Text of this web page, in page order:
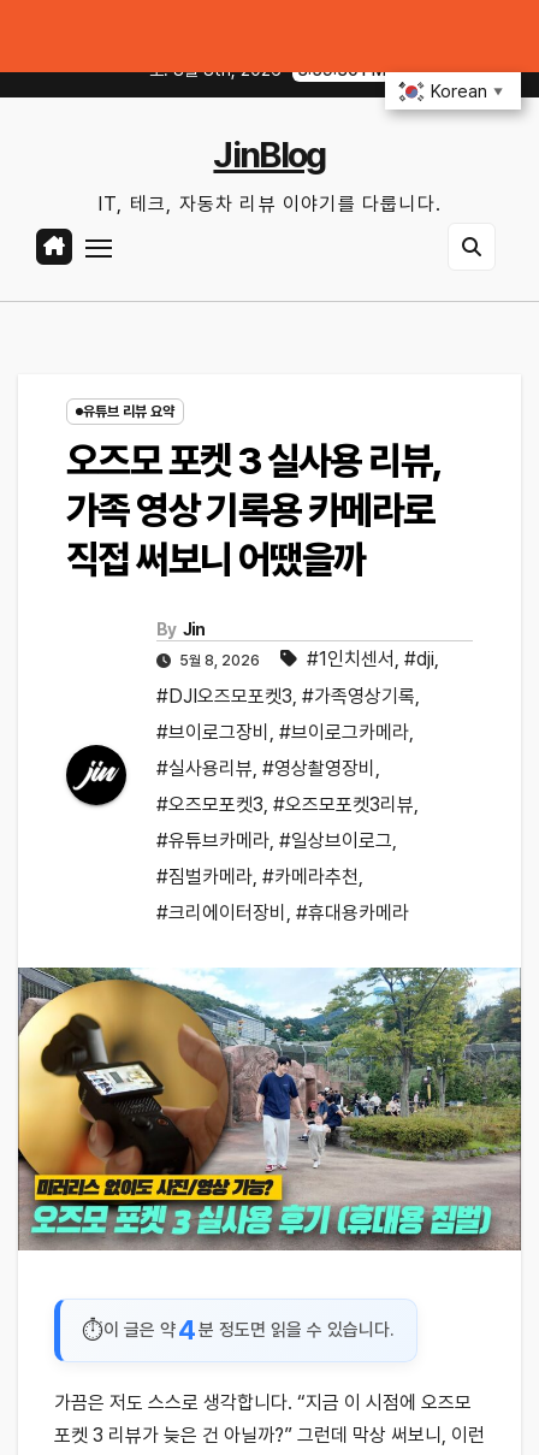
토. 8월 8th, 2026 3:59:31 PM
JinBlog
IT, 테크, 자동차 리뷰 이야기를 다룹니다.
유튜브 리뷰 요약
오즈모 포켓 3 실사용 리뷰,
가족 영상 기록용 카메라로
직접 써보니 어땠을까
By Jin
5월 8, 2026 #1인치센서 , #dji,
#DJI오즈모포켓3, #가족영상기록,
#브이로그장비 , #브이로그카메라,
#실사용리뷰, #영상촬영장비 ,
#오즈모포켓3, #오즈모포켓3리뷰,
#유튜브카메라, #일상브이로그,
#짐벌카메라, #카메라추천,
#크리에이터장비 , #휴대용카메라
이 글은 약4분 정도면 읽을 수 있습니다.
가끔은 저도 스스로 생각합니다. “지금 이 시점에 오즈모
포켓 3 리뷰가 늦은 건 아닐까?” 그런데 막상 써보니, 이런
Korean ▼